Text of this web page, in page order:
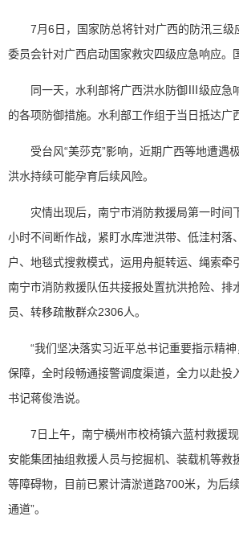
7月6日，国家防总将针对广西的防汛三
委员会针对广西启动国家救灾四级应急响应。
同一天，水利部将广西洪水防御Ⅲ级应
的各项防御措施。水利部工作组于当日抵达广
受台风“美莎克”影响，近期广西等地遭遇
洪水持续可能孕育后续风险。
灾情出现后，南宁市消防救援局第一时
小时不间断作战，紧盯水库泄洪带、低洼村落
户、地毯式搜救模式，运用舟艇转运、绳索牵
南宁市消防救援队伍共接报处置抗洪抢险、排
员、转移疏散群众2306人。
“我们坚决落实习近平总书记重要指示精
保障，全时段畅通接警调度渠道，全力以赴投
书记蒋俊浩说。
7日上午，南宁横州市校椅镇六蓝村救援
安能集团抽组救援人员与挖掘机、装载机等
等障碍物，目前已累计清淤道路700米，为后
通道”。